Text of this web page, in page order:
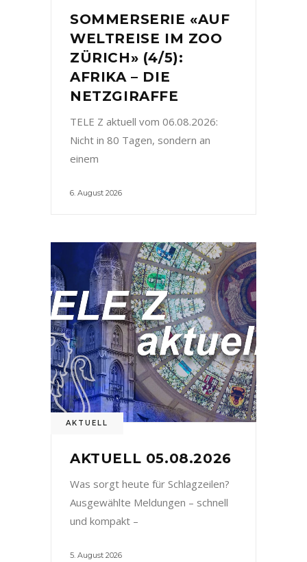
SOMMERSERIE «AUF
WELTREISE IM ZOO
ZÜRICH» (4/5):
AFRIKA – DIE
NETZGIRAFFE
TELE Z aktuell vom 06.08.2026:
Nicht in 80 Tagen, sondern an
einem
6. August 2026
AKTUELL
AKTUELL 05.08.2026
Was sorgt heute für Schlagzeilen?
Ausgewählte Meldungen – schnell
und kompakt –
5. August 2026